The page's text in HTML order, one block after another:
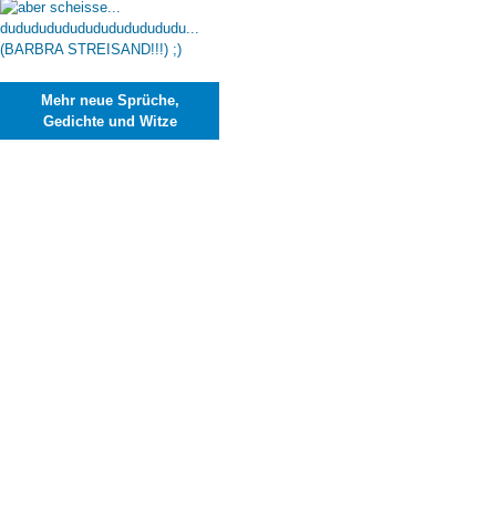
STREISAND!!!) ;)
Mehr neue Sprüche,
Gedichte und Witze